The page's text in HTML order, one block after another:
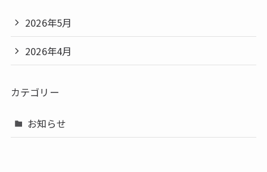
2026年5月
2026年4月
カテゴリー
お知らせ